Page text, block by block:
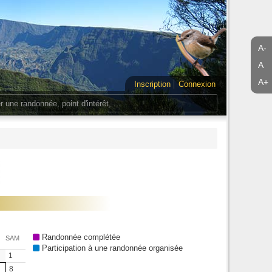
A-
A
A+
Inscription
Connexion
SAM
1
8
Randonnée complétée
Participation à une randonnée organisée